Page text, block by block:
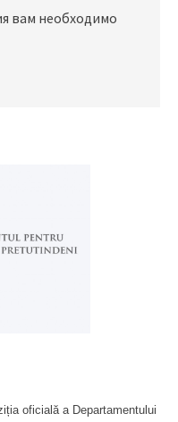
вам необходимо
oficială a Departamentului